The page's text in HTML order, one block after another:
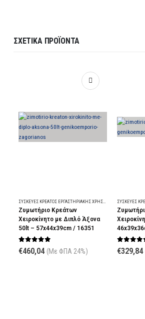
ΣΧΕΤΙΚΆ ΠΡΟΪΌΝΤΑ
ΣΥΣΚΕΥΈΣ ΚΡΈΑΤΟΣ ΕΡΓΑΣΤΗΡΙΑΚΉΣ ΧΡΉΣΗΣ
Ζυμωτήριο Κρεάτων
Χειροκίνητο με Διπλό Άξονα
50lt – 57x44x39cm / 16351
0 out of 5
€460,04 (Με ΦΠΑ 24%) 0out
€329,84